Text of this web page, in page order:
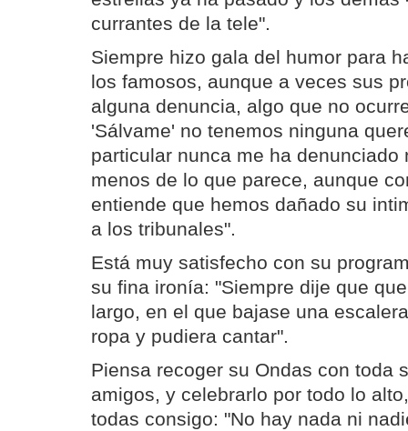
currantes de la tele".
Siempre hizo gala del humor para
los famosos, aunque a veces sus
alguna denuncia, algo que no
'Sálvame' no tenemos ninguna
particular nunca me ha denunciado
menos de lo que parece, aunque
entiende que hemos dañado su
a los tribunales".
Está muy satisfecho con su
su fina ironía: "Siempre dije que
largo, en el que bajase una
ropa y pudiera cantar".
Piensa recoger su Ondas con toda
amigos, y celebrarlo por todo lo
todas consigo: "No hay nada ni